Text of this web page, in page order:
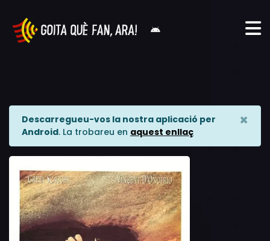
Descarregueu-vos la nostra aplicació per
Android. La trobareu en aquest enllaç
×